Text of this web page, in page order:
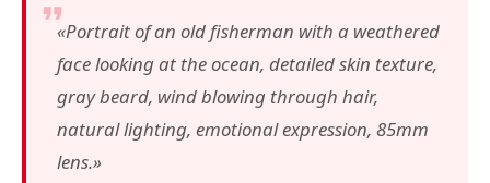
«Portrait of an old fisherman with a weathered
face looking at the ocean, detailed skin texture,
gray beard, wind blowing through hair,
natural lighting, emotional expression, 85mm
lens.»